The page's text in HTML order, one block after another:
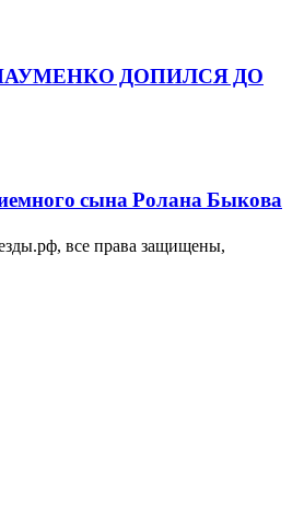
ДОПИЛСЯ ДО
сына Ролана Быкова
все права защищены,